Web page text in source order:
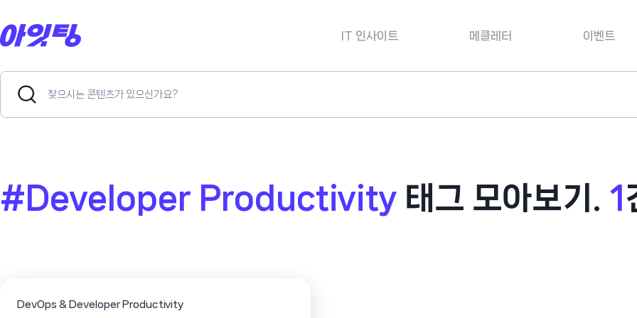
to
content
IT 인사이트 메클레터 이벤트
Search
Search
Button
#Developer Productivity 태그 모아보기. 1
DevOps & Developer Productivity